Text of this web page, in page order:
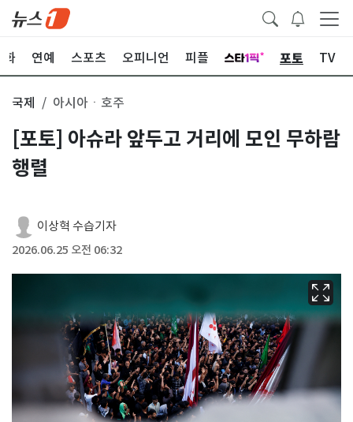
화 연예 스포츠 오피니언 피플 포토 TV
국제 아시아ㆍ호주
[포토] 아슈라 앞두고 거리에 모인 무하람
행렬
이상혁 수습기자
2026.06.25 오전 06:32